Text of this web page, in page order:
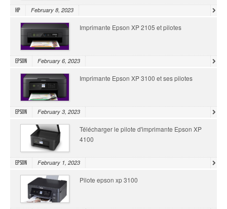
HP February 8, 2023
Imprimante Epson XP 2105 et pilotes
Epson February 6, 2023
Imprimante Epson XP 3100 et ses pilotes
Epson February 3, 2023
Télécharger le pilote d'imprimante Epson XP
4100
Epson February 1, 2023
Pilote epson xp 3100